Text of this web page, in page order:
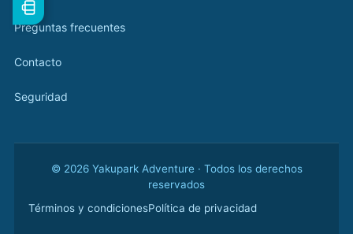
Preguntas frecuentes
Contacto
Seguridad
© 2026 Yakupark Adventure · Todos los derechos
reservados
Términos y condicionesPolítica de privacidad